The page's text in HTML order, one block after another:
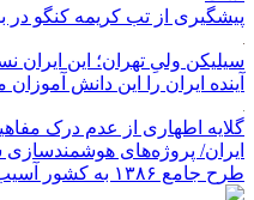
پیشگیری از تب کریمه کنگو
آینده ایران را این دانش
گلایه اطهاری از عدم درک
ایران/ پروژه‌های
طرح جامع ۱۳۸۶ به کشور آسیب زد